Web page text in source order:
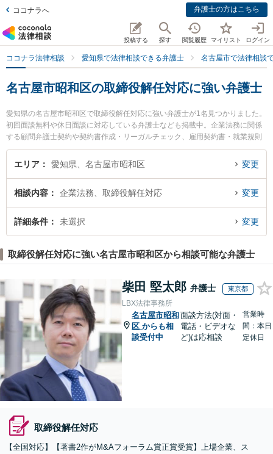
ココナラへ 弁護士の方はこちら
投稿する 探す 閲覧履歴 マイリスト ログイン
ココナラ法律相談 愛知県で法律相談できる弁護士 名古屋市で法律相談
名古屋市昭和区の取締役解任対応に強い弁護士
愛知県の名古屋市昭和区で取締役解任対応に強い弁護士が1名見つかりました。
初回面談無料や休日面談に対応している弁護士なども掲載中。企業法務に関係
する顧問弁護士契約や契約書作成・リーガルチェック、雇用契約書・就業規則
作成等の細かな分野での絞り込み検索もでき便利です。特にラウア・ミコト法
律事務所の牧野 洋逸弁護士のプロフィール情報や弁護士費用、強みなどが注目
績豊富な近くの弁護士を検索したい』『初回相談無料で取締役解任対応を法律
相談できる名古屋市昭和区内の弁護士に相談予約したい』などでお困りの相談
者さんにおすすめです。
エリア 愛知県、名古屋市昭和区 変更
相談内容 企業法務、取締役解任対応 変更
詳細条件 未選択 変更
取締役解任対応に強い名古屋市昭和区から相談可能な弁護士
柴田 堅太郎 弁護士 東京都
LBX法律事務所
名古屋市昭和
区 からも相
談受付中
面談方法(対面・
電話・ビデオな
ど)は応相談
営業時
間：本日
定休日
取締役解任対応
【全国対応】【著書2作がM&Aフォーラム賞正賞受賞】上場企業、ス